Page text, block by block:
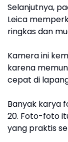
Selanjutnya,
Leica
ringkas dan
Kamera ini
karena
cepat di
Banyak karya
20. Foto-foto
yang praktis